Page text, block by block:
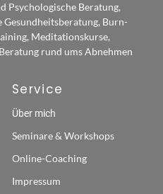
Psychologische Beratung,
Burn-
Meditationskurse,
rund ums Abnehmen
Service
Über mich
Seminare & Workshops
Online-Coaching
Impressum